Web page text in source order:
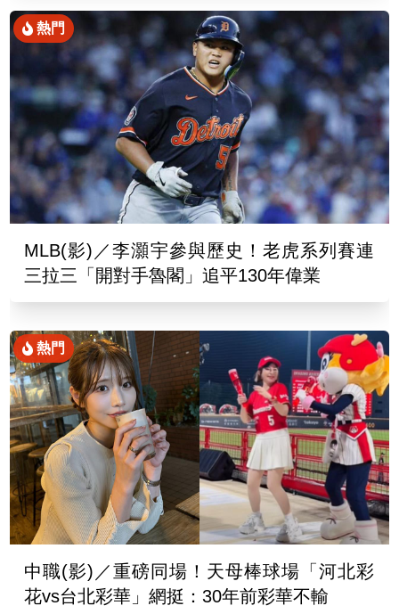
熱門
MLB(影)／李灝宇參與歷史！老虎系列賽連
三拉三「開對手魯閣」追平130年偉業
熱門
中職(影)／重磅同場！天母棒球場「河北彩
花vs台北彩華」網挺：30年前彩華不輸